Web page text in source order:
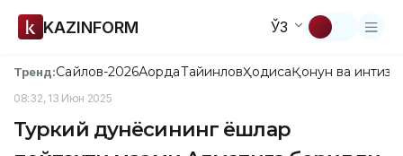
KAZINFORM ЎЗ
Тренд:Сайлов-2026АқордаТайинловҲодисаҚонун ва
08:32, 13 Июн 2025
Туркий дунёсининг ёшлар